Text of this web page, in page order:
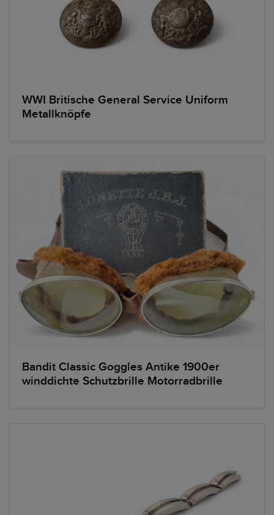
WWI Britische General Service Uniform
Metallknöpfe
Bandit Classic Goggles Antike 1900er
winddichte Schutzbrille Motorradbrille